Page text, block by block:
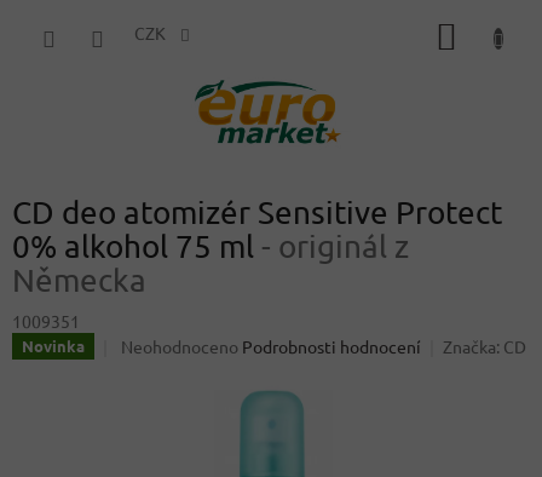
CZK
CD deo atomizér Sensitive Protect
0% alkohol 75 ml - originál z
Německa
1009351
Novinka
Průměrné
Neohodnoceno Podrobnosti hodnocení Značka: CD